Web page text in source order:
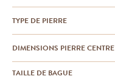
TYPE DE PIERRE
DIMENSIONS PIERRE CENTRE
TAILLE DE BAGUE